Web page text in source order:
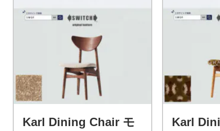
Karl Dining Chair モ
Karl